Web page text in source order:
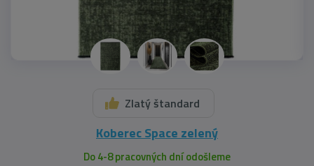
Zlatý štandard
Koberec Space zelený
Do 4-8 pracovných dní odošleme